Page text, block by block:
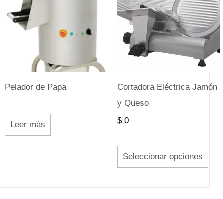
Pelador de Papa
Leer más
Cortadora Eléctrica Jamón
y Queso
$0
Seleccionar opciones
Las
se